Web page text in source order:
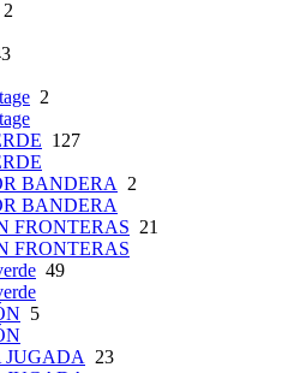
2
2
127
BANDERA 2
BANDERA
FRONTERAS 21
FRONTERAS
49
5
JUGADA 23